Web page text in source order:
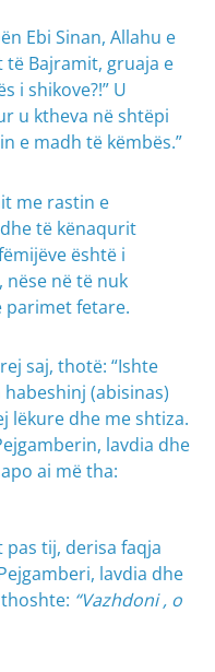
Ebi Sinan, Allahu e
të Bajramit, gruaja e
i shikove?!” U
u ktheva në shtëpi
e madh të këmbës.”
me rastin e
të kënaqurit
është i
nëse në të nuk
parimet fetare.
saj, thotë: “Ishte
(abisinas)
lëkure dhe me shtiza.
lavdia dhe
ai më tha:
pas tij, derisa faqja
lavdia dhe
“Vazhdoni , o